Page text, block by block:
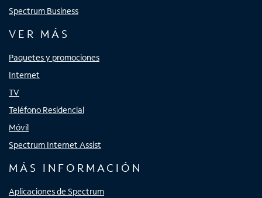
Spectrum Business
VER MÁS
Paquetes y promociones
Internet
TV
Teléfono Residencial
Móvil
Spectrum Internet Assist
MÁS INFORMACIÓN
Aplicaciones de Spectrum